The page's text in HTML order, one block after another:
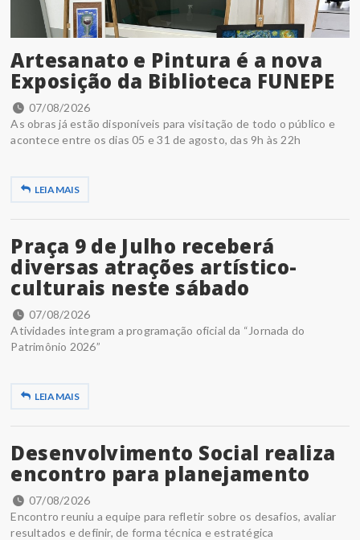
Artesanato e Pintura é a nova
Exposição da Biblioteca FUNEPE
07/08/2026
As obras já estão disponíveis para visitação de todo o público e
acontece entre os dias 05 e 31 de agosto, das 9h às 22h
LEIA MAIS
Praça 9 de Julho receberá
diversas atrações artístico-
culturais neste sábado
07/08/2026
Atividades integram a programação oficial da “Jornada do
Patrimônio 2026”
LEIA MAIS
Desenvolvimento Social realiza
encontro para planejamento
07/08/2026
Encontro reuniu a equipe para refletir sobre os desafios, avaliar
resultados e definir, de forma técnica e estratégica